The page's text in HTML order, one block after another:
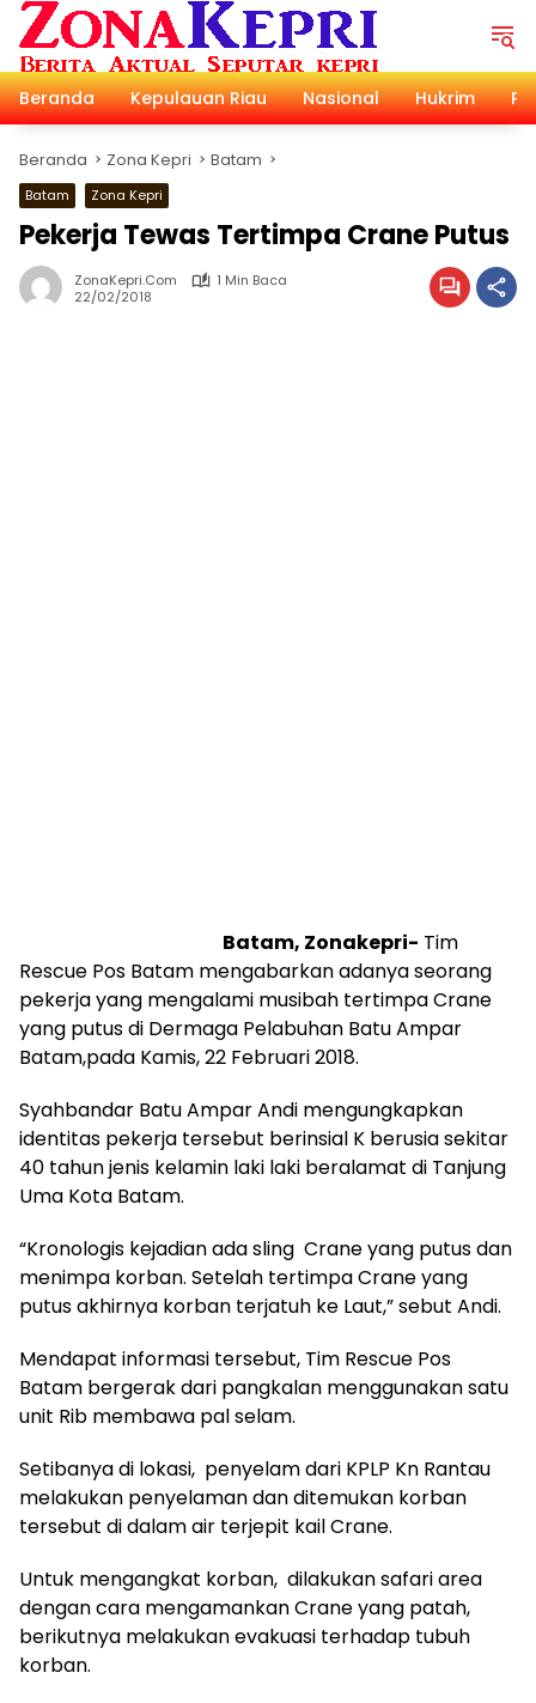
Langsung
konten
Beranda
Kepulauan Riau Nasional Hukrim
Beranda Zona Kepri Batam
Batam Zona Kepri
Pekerja Tewas Tertimpa Crane Putus
ZonaKepri.com
1 Min Baca
22/02/2018
Batam, Zonakepri- Tim
Rescue Pos Batam mengabarkan adanya seorang
pekerja yang mengalami musibah tertimpa Crane
yang putus di Dermaga Pelabuhan Batu Ampar
Batam,pada Kamis, 22 Februari 2018.
Syahbandar Batu Ampar Andi mengungkapkan
identitas pekerja tersebut berinsial K berusia sekitar
40 tahun jenis kelamin laki laki beralamat di Tanjung
Uma Kota Batam.
“Kronologis kejadian ada sling Crane yang putus dan
menimpa korban. Setelah tertimpa Crane yang
putus akhirnya korban terjatuh ke Laut,” sebut Andi.
Mendapat informasi tersebut, Tim Rescue Pos
Batam bergerak dari pangkalan menggunakan satu
unit Rib membawa pal selam.
Setibanya di lokasi, penyelam dari KPLP Kn Rantau
melakukan penyelaman dan ditemukan korban
tersebut di dalam air terjepit kail Crane.
Untuk mengangkat korban, dilakukan safari area
dengan cara mengamankan Crane yang patah,
berikutnya melakukan evakuasi terhadap tubuh
korban.